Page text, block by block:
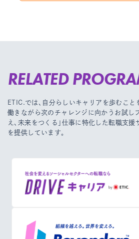
RELATED
ETIC.では、自分らしいキャリアを歩むこと
働きながら次のチャレンジに向かうお試しプ
え、未来をつくる」仕事に特化した転職支援
を提供しています。